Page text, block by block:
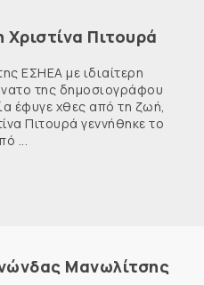
Πιτουρά
ΕΣΗΕΑ με ιδιαίτερη
της δημοσιογράφου
έφυγε χθες από τη ζωή,
Πιτουρά γεννήθηκε το
...
Μανωλίτσης